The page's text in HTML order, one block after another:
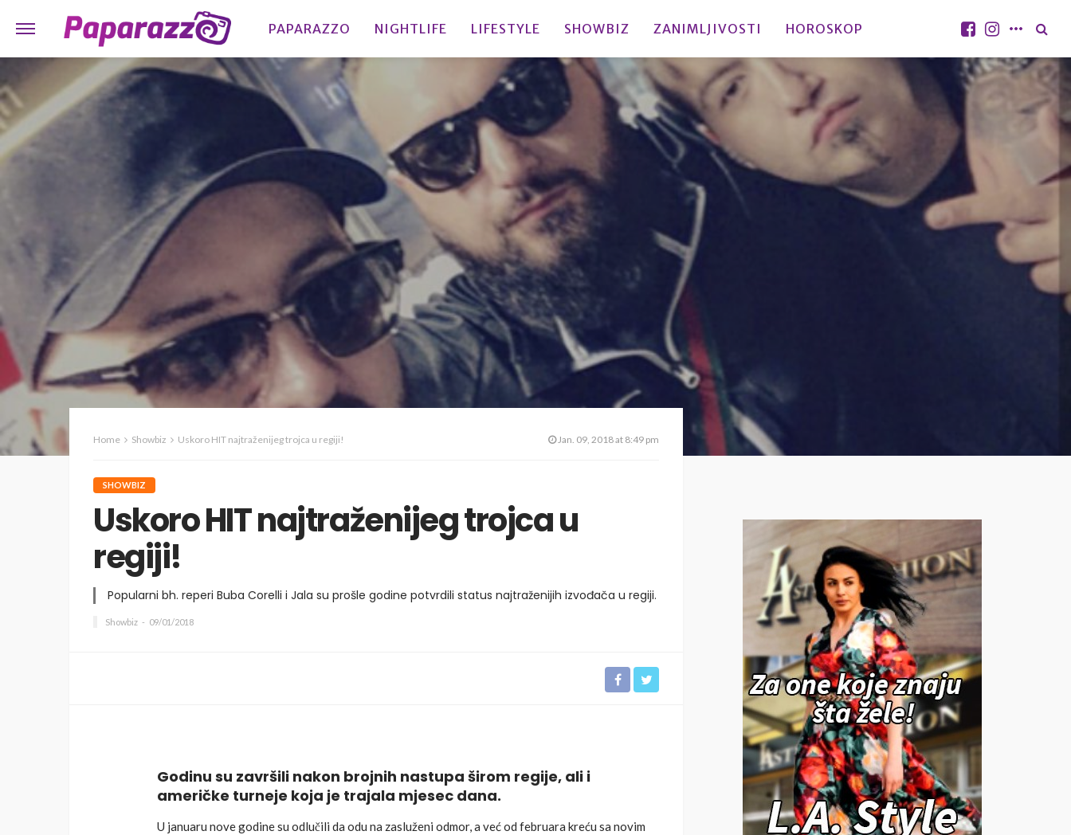
PAPARAZZO NIGHTLIFE LIFESTYLE SHOWBIZ ZANIMLJIVOSTI HOROSKOP
Home Showbiz Uskoro HIT najtraženijeg trojca u regiji! Jan. 09, 2018 at 8:49 pm
SHOWBIZ
Uskoro HIT najtraženijeg trojca u
regiji!
Popularni bh. reperi Buba Corelli i Jala su prošle godine potvrdili status najtraženijih izvođača u regiji.
Showbiz 09/01/2018
Godinu su završili nakon brojnih nastupa širom regije, ali i
američke turneje koja je trajala mjesec dana.
U januaru nove godine su odlučili da odu na zasluženi odmor, a već od februara kreću sa novim